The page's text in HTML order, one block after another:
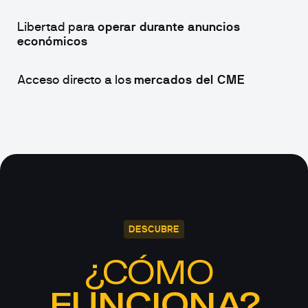
Libertad para operar durante anuncios
económicos
Acceso directo a los mercados del CME
DESCUBRE
¿CÓMO